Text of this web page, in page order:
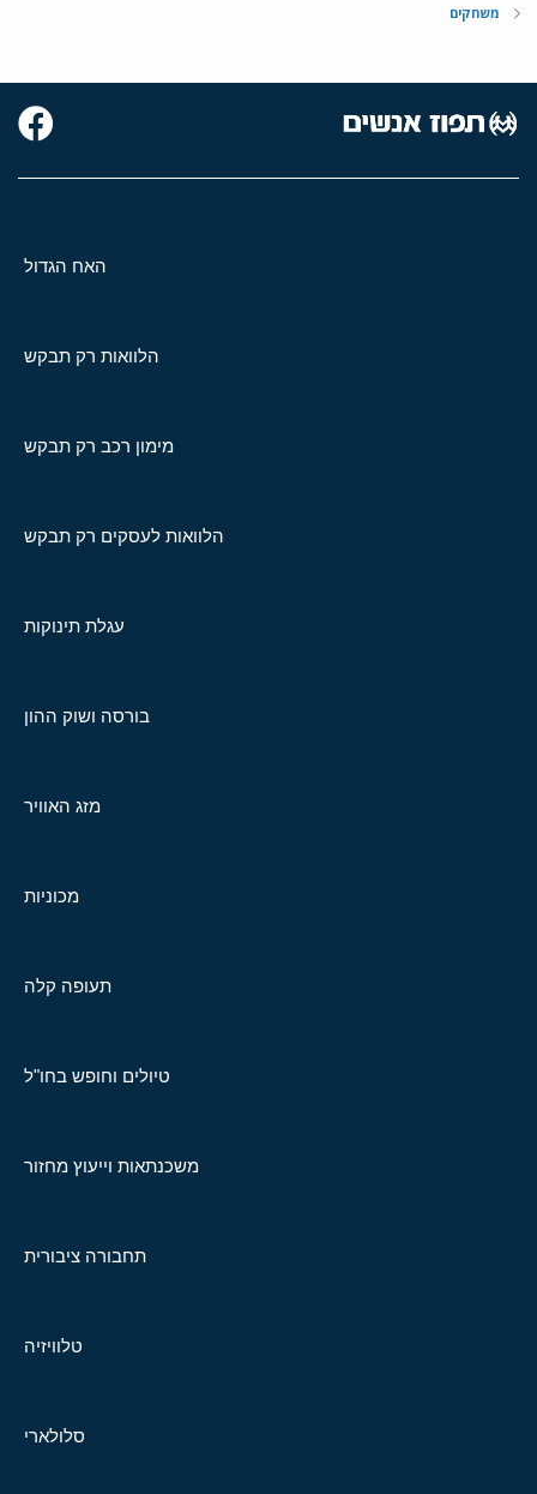
משחקים
האח הגדול
הלוואות רק תבקש
מימון רכב רק תבקש
הלוואות לעסקים רק תבקש
עגלת תינוקות
בורסה ושוק ההון
מזג האוויר
מכוניות
תעופה קלה
טיולים וחופש בחו"ל
משכנתאות וייעוץ מחזור
תחבורה ציבורית
טלוויזיה
סלולארי